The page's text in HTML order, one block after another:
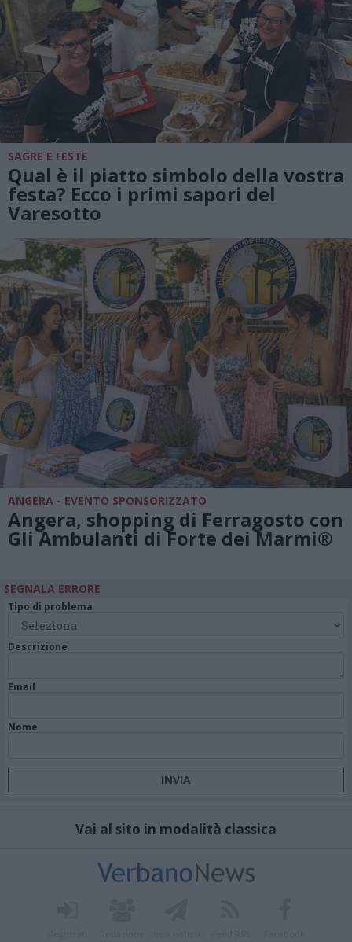
SAGRE E FESTE
Qual è il piatto simbolo della vostra
festa? Ecco i primi sapori del
Varesotto
ANGERA - EVENTO SPONSORIZZATO
Angera, shopping di Ferragosto con
Gli Ambulanti di Forte dei Marmi®
SEGNALA ERRORE
Tipo di problema
Descrizione
Email
Nome
Vai al sito in modalità classica